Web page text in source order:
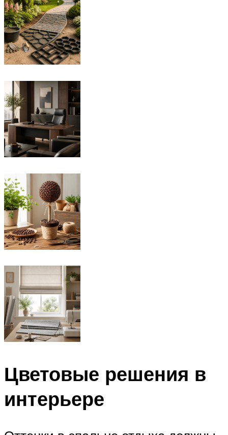
Цветовые решения в
интерьере